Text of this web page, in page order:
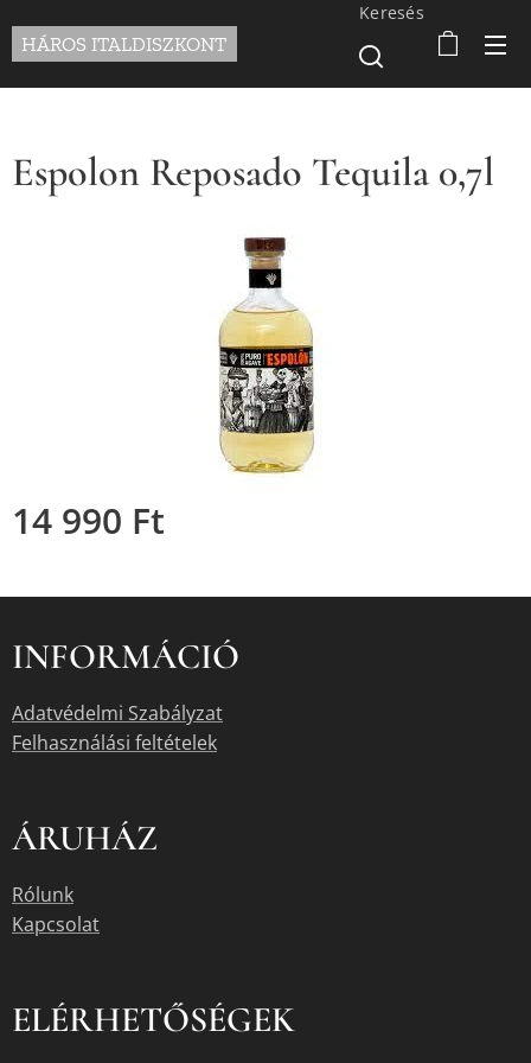
HÁROS ITALDISZKONT
Keresés
Espolon Reposado Tequila 0,7l
14 990 Ft
INFORMÁCIÓ
Adatvédelmi Szabályzat
Felhasználási feltételek
ÁRUHÁZ
Rólunk
Kapcsolat
ELÉRHETŐSÉGEK